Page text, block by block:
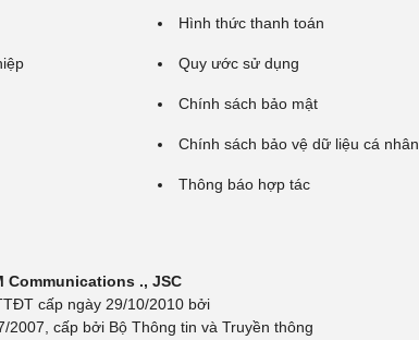
Hình thức thanh toán
Quy ước sử dụng
Chính sách bảo mật
Chính sách bảo vệ dữ liệu cá nhân
Thông báo hợp tác
Communications ., JSC
cấp ngày 29/10/2010 bởi
cấp bởi Bộ Thông tin và Truyền thông